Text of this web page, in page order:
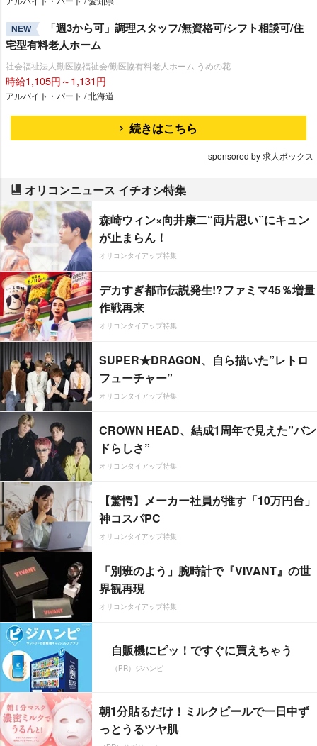
NEW
「週3から可」調理スタッフ/無資格可/シフト相談可/住
宅型有料老人ホーム
社会福祉法人勤医協福祉会/勤医協有料老人ホーム うめの花
時給1,105円～1,131円
アルバイト・パート / 北海道
続きはこちら
sponsored by 求人ボックス
オリコンニュース イチオシ特集
森崎ウィン×向井康二“両片思い”にキュン
が止まらん！
オリコンタイアップ特集
デカすぎ都市伝説発生!?ファミマ45％増量
作戦再来
オリコンタイアップ特集
SUPER★DRAGON、自ら描いた”レトロ
フューチャー”
オリコンタイアップ特集
CROWN HEAD、結成1周年で見えた”バン
ドらしさ”
オリコンタイアップ特集
【驚愕】メーカー社員が推す「10万円台」
神コスパPC
オリコンタイアップ特集
「別班のよう」腕時計で『VIVANT』の世
界観再現
オリコンタイアップ特集
自販機にピッ！ですぐに買えちゃう
（PR）ジハンピ
朝1分貼るだけ！ミルクピールで一日中ず
っとうるツヤ肌